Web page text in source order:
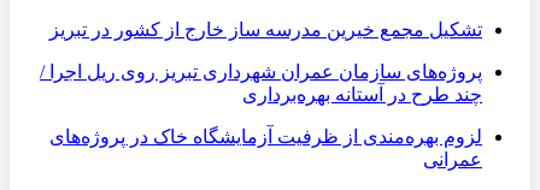
تشکیل مجمع خیرین مدرسه ‌ساز خارج از کشور در تبریز
پروژه‌های سازمان عمران شهرداری تبریز روی ریل اجرا /
چند طرح در آستانه بهره‌برداری
لزوم بهره‌مندی از ظرفیت آزمایشگاه خاک در پروژه‌های
عمرانی